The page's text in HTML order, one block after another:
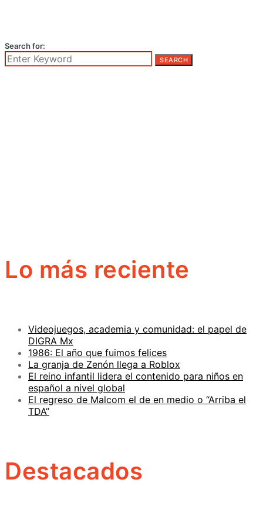
Search for:
SEARCH
Lo más reciente
Videojuegos, academia y comunidad: el papel de
DIGRA Mx
1986: El año que fuimos felices
La granja de Zenón llega a Roblox
El reino infantil lidera el contenido para niños en
español a nivel global
El regreso de Malcom el de en medio o “Arriba el
TDA”
Destacados